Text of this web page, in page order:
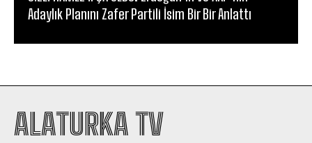
Adaylık Planını Zafer Partili İsim Bir Bir Anlattı
ALATURKA TV